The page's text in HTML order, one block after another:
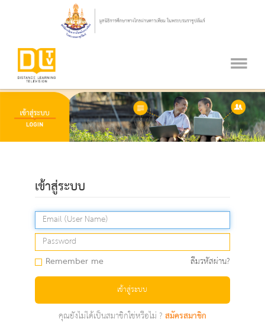
เข้าสู่ระบบ
Remember me ลืมรหัสผ่าน?
เข้าสู่ระบบ
คุณยังไม่ได้เป็นสมาชิกใช่หรือไม่ ?สมัครสมาชิก